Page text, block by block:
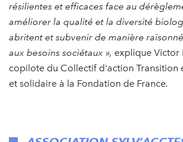
résilientes et efficaces face au
améliorer la qualité et la diversité
abritent et subvenir de manière
aux besoins sociétaux », explique Victor
copilote du Collectif d'action Transition
et solidaire à la Fondation de France.